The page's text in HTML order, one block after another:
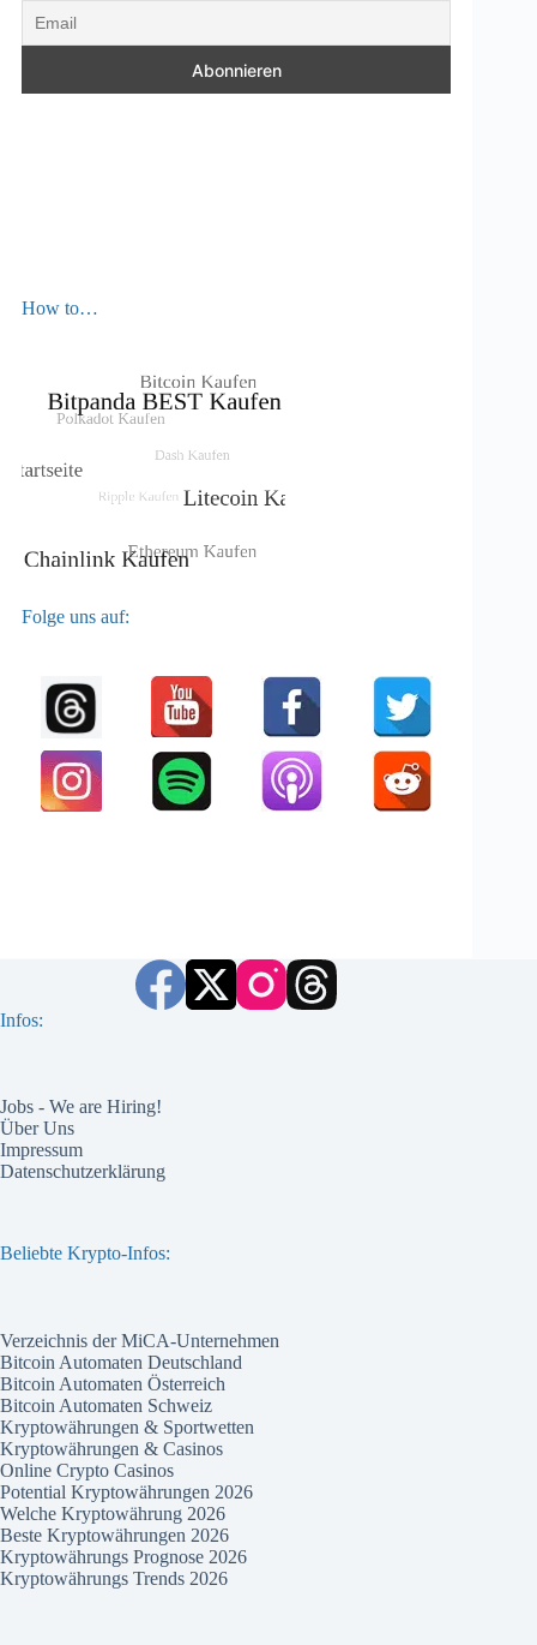
How to…
Folge uns auf:
Infos:
Jobs - We are Hiring!
Über Uns
Impressum
Datenschutzerklärung
Beliebte Krypto-Infos:
Verzeichnis der MiCA-Unternehmen
Bitcoin Automaten Deutschland
Bitcoin Automaten Österreich
Bitcoin Automaten Schweiz
Kryptowährungen & Sportwetten
Kryptowährungen & Casinos
Online Crypto Casinos
Potential Kryptowährungen 2026
Welche Kryptowährung 2026
Beste Kryptowährungen 2026
Kryptowährungs Prognose 2026
Kryptowährungs Trends 2026